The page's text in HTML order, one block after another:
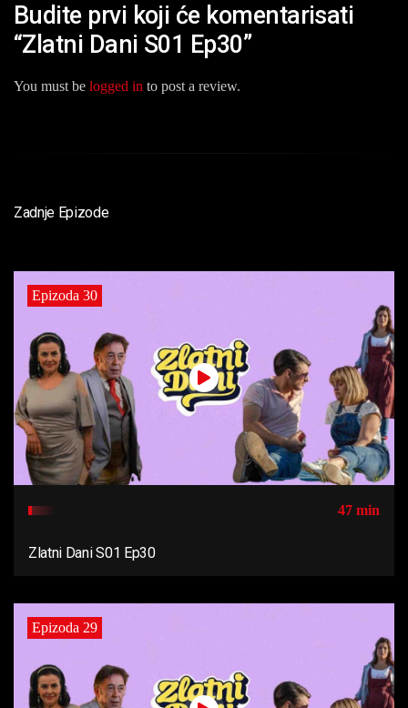
Budite prvi koji će komentarisati
“Zlatni Dani S01 Ep30”
You must be logged in to post a review.
Zadnje Epizode
Epizoda 30
47 min
Zlatni Dani S01 Ep30
Epizoda 29